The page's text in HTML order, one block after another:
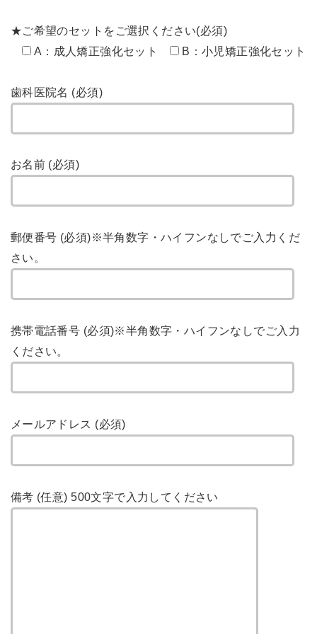
★ご希望のセットをご選択ください(必須)
A：成人矯正強化セット
B：小児矯正強化セット
歯科医院名 (必須)
お名前 (必須)
郵便番号 (必須)※半角数字・ハイフンなしでご入力くだ
さい。
携帯電話番号 (必須)※半角数字・ハイフンなしでご入力
ください。
メールアドレス (必須)
備考 (任意) 500文字で入力してください